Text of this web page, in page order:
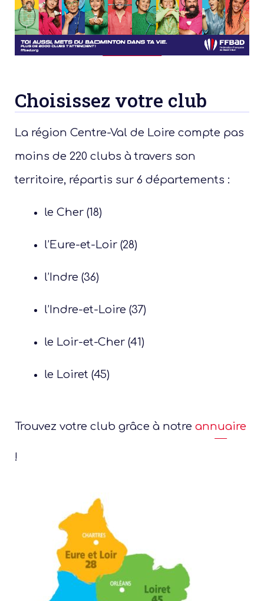
Choisissez votre club
La région Centre-Val de Loire compte pas
moins de 220 clubs à travers son
territoire, répartis sur 6 départements :
le Cher (18)
l’Eure-et-Loir (28)
l’Indre (36)
l’Indre-et-Loire (37)
le Loir-et-Cher (41)
le Loiret (45)
Trouvez votre club grâce à notre annuaire
!